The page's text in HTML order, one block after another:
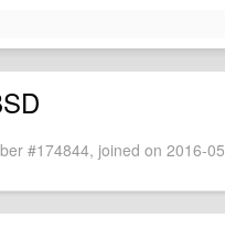
#174844, joined on 2016-